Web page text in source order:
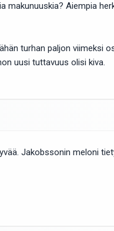
makunuuskia? Aiempia
turhan paljon viimeksi
uusi tuttavuus olisi kiva.
Jakobssonin meloni